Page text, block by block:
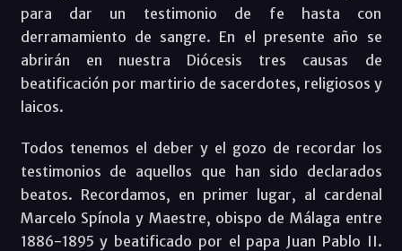
para dar un testimonio de fe hasta con
derramamiento de sangre. En el presente año se
abrirán en nuestra Diócesis tres causas de
beatificación por martirio de sacerdotes, religiosos y
laicos.
Todos tenemos el deber y el gozo de recordar los
testimonios de aquellos que han sido declarados
beatos. Recordamos, en primer lugar, al cardenal
Marcelo Spínola y Maestre, obispo de Málaga entre
1886-1895 y beatificado por el papa Juan Pablo II.